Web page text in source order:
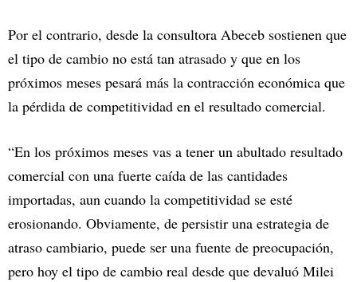
Por el contrario, desde la consultora Abeceb sostienen que
el tipo de cambio no está tan atrasado y que en los
próximos meses pesará más la contracción económica que
la pérdida de competitividad en el resultado comercial.
“En los próximos meses vas a tener un abultado resultado
comercial con una fuerte caída de las cantidades
importadas, aun cuando la competitividad se esté
erosionando. Obviamente, de persistir una estrategia de
atraso cambiario, puede ser una fuente de preocupación,
pero hoy el tipo de cambio real desde que devaluó Milei